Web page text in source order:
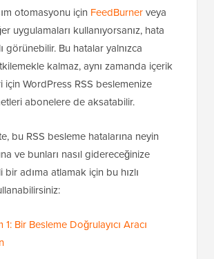
otomasyonu için FeedBurnerveya
uygulamaları kullanıyorsanız, hata
görünebilir. Bu hatalar yalnızca
kalmaz, aynı zamanda içerik
için WordPress RSS beslemenize
abonelere de aksatabilir.
bu RSS besleme hatalarına neyin
ve bunları nasıl gidereceğinize
bir adıma atlamak için bu hızlı
1: Bir Besleme Doğrulayıcı Aracı